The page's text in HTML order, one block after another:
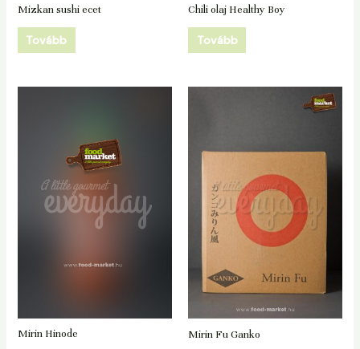
Mizkan sushi ecet
Tovább
Chili olaj Healthy Boy
Tovább
Mirin Hinode Mirin Fu Ganko